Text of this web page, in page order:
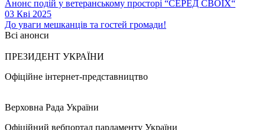
Анонс подій у ветеранському просторі “СЕРЕД СВОЇХ“
03 Кві 2025
До уваги мешканців та гостей громади!
Всі анонси
ПРЕЗИДЕНТ УКРАЇНИ
Офіційне інтернет-представництво
Верховна Рада України
Офіційний вебпортал парламенту України